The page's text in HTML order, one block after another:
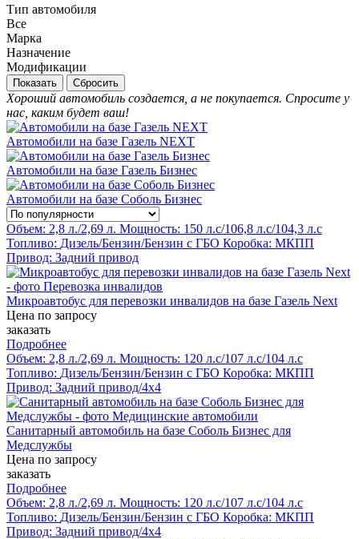
Тип автомобиля
Все
Марка
Назначение
Модификации
Сбросить
Хороший автомобиль создается, а не покупается. Спросите у
нас, каким будет ваш!
Автомобили на базе Газель NEXT
Автомобили на базе Газель Бизнес
Автомобили на базе Соболь Бизнес
Объем: 2,8 л./2,69 л. Мощность: 150 л.с/106,8 л.с/104,3 л.с
Топливо: Дизель/Бензин/Бензин с ГБО Коробка: МКПП
Привод: Задний привод
Микроавтобус для перевозки инвалидов на базе Газель Next
Цена по запросу
заказать
Подробнее
Объем: 2,8 л./2,69 л. Мощность: 120 л.с/107 л.с/104 л.с
Топливо: Дизель/Бензин/Бензин с ГБО Коробка: МКПП
Привод: Задний привод/4х4
Санитарный автомобиль на базе Соболь Бизнес для
Медслужбы
Цена по запросу
заказать
Подробнее
Объем: 2,8 л./2,69 л. Мощность: 120 л.с/107 л.с/104 л.с
Топливо: Дизель/Бензин/Бензин с ГБО Коробка: МКПП
Привод: Задний привод/4х4